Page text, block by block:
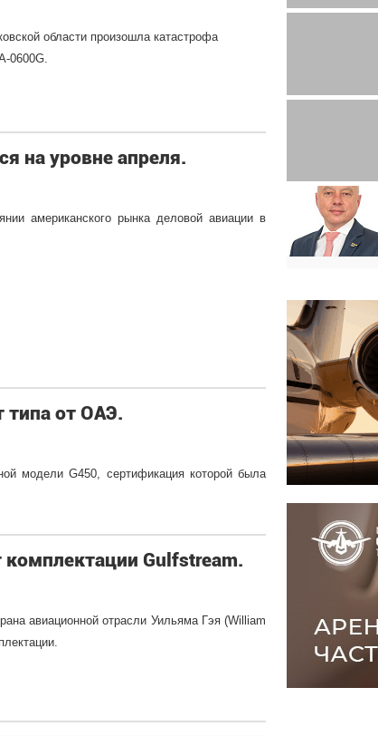
области произошла катастрофа
0600G.
на уровне апреля.
американского рынка деловой авиации в
типа от ОАЭ.
модели G450, сертификация которой была
Gulfstream.
авиационной отрасли Уильяма Гэя (William